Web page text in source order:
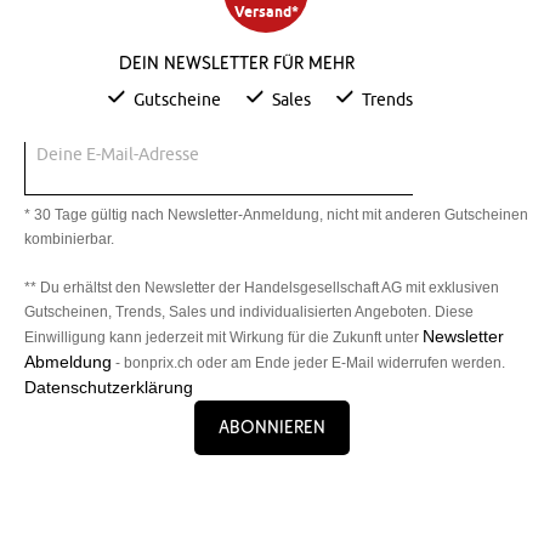
Versand*
Dein Newsletter für mehr
Gutscheine Sales Trends
Deine E-Mail-Adresse
* 30 Tage gültig nach Newsletter-Anmeldung, nicht mit anderen Gutscheinen
kombinierbar.
** Du erhältst den Newsletter der Handelsgesellschaft AG mit exklusiven
Gutscheinen, Trends, Sales und individualisierten Angeboten. Diese
Einwilligung kann jederzeit mit Wirkung für die Zukunft unter Newsletter
Abmeldung - bonprix.ch oder am Ende jeder E-Mail widerrufen werden.
Datenschutzerklärung
Abonnieren